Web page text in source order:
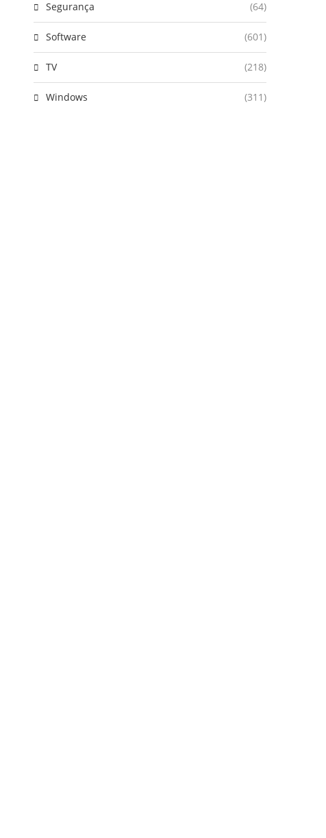
Segurança (64)
Software (601)
TV (218)
Windows (311)